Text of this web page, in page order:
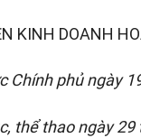
KINH DOANH
Chính phủ ngày
thể thao ngày 29